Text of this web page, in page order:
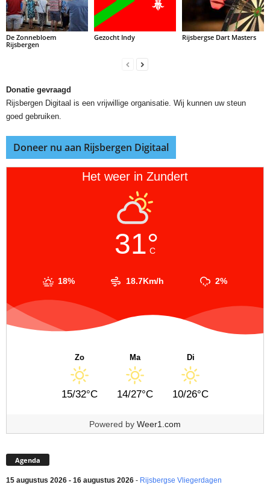
De Zonnebloem
Rijsbergen
Gezocht Indy Rijsbergse Dart Masters
Donatie gevraagd
Rijsbergen Digitaal is een vrijwillige organisatie. Wij kunnen uw steun
goed gebruiken.
Doneer nu aan Rijsbergen Digitaal
Het weer in Zundert
31°
C
18% 18.7Km/h 2%
Zo
15/32°C
Ma
14/27°C
Di
10/26°C
Powered by Weer1.com
Agenda
15 augustus 2026 - 16 augustus 2026 - Rijsbergse Vliegerdagen